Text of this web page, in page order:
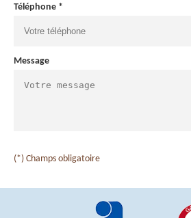
Téléphone *
Message
(*) Champs obligatoire